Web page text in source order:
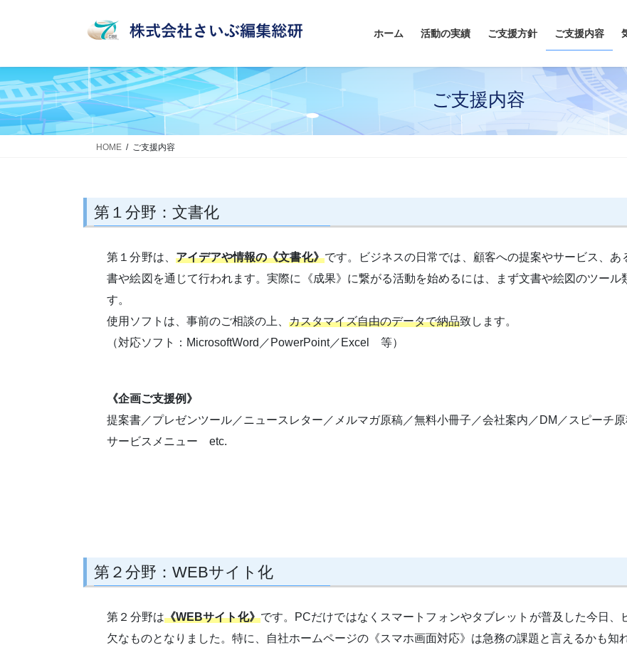
へ
ス
キ
ョ
ン
に
ホーム 活動の実績 ご支援方針 ご支援内容
ご支援内容
HOME ご支援内容
第１分野：文書化
第１分野は、 アイデアや情報の《文書化》です。ビジネスの日常では、顧客への提案やサービス、
書や絵図を通じて行われます。実際に《成果》に繋がる活動を始めるには、まず文書や絵図のツー
す。
使用ソフトは、事前のご相談の上、カスタマイズ自由のデータで納品致します。
（対応ソフト：MicrosoftWord／PowerPoint／Excel 等）
《企画ご支援例》
提案書／プレゼンツール／ニュースレター／メルマガ原稿／無料小冊子／会社案内／DM／スピーチ
サービスメニュー etc.
第２分野：WEBサイト化
第２分野は《WEBサイト化》です。PCだけではなくスマートフォンやタブレットが普及した今日
欠なものとなりました。特に、自社ホームページの《スマホ画面対応》は急務の課題と言えるかも知